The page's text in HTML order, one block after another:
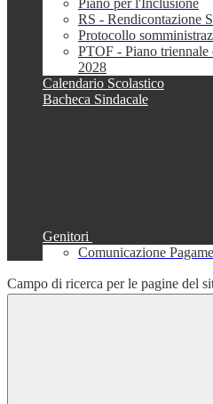
Piano per l'Inclusione
RS - Rendicontazione
Protocollo
PTOF - Piano
2028
Calendario Scolastico
Bacheca Sindacale
Genitori
Comunicazione
Campo di ricerca per le pagine del